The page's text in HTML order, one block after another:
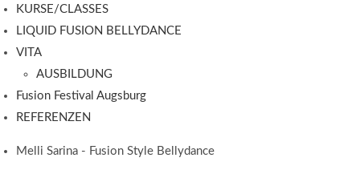
KURSE/CLASSES
LIQUID FUSION BELLYDANCE
VITA
AUSBILDUNG
Fusion Festival Augsburg
REFERENZEN
Melli Sarina - Fusion Style Bellydance